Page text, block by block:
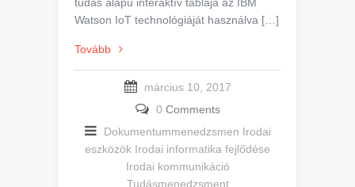
Watson IoT technológiáját használva […]
Tovább
március 10, 2017
0 Comments
Dokumentummenedzsmen Irodai
eszközök Irodai informatika fejlődése
Irodai kommunikáció
Tudásmenedzsment